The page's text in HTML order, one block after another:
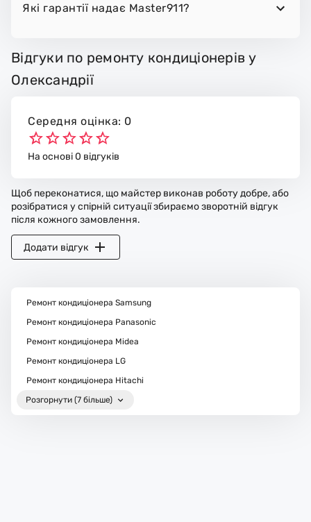
Які гарантії надає Master911?
Відгуки по ремонту кондиціонерів у
Олександрії
Середня оцінка: 0
На основі 0 відгуків
Щоб переконатися, що майстер виконав роботу добре, або
розібратися у спірній ситуації збираємо зворотній відгук
після кожного замовлення.
Додати відгук
Ремонт кондиціонера Samsung
Ремонт кондиціонера Panasonic
Ремонт кондиціонера Midea
Ремонт кондиціонера LG
Ремонт кондиціонера Hitachi
Розгорнути (7 більше)